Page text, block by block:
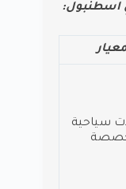
اسطنبول:
سياحية